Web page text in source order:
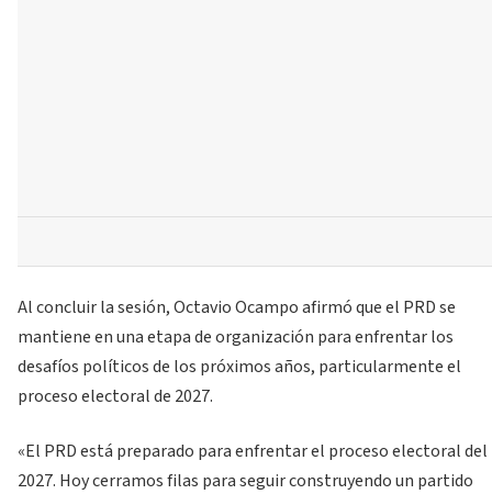
Al concluir la sesión, Octavio Ocampo afirmó que el PRD se
mantiene en una etapa de organización para enfrentar los
desafíos políticos de los próximos años, particularmente el
proceso electoral de 2027.
«El PRD está preparado para enfrentar el proceso electoral del
2027. Hoy cerramos filas para seguir construyendo un partido